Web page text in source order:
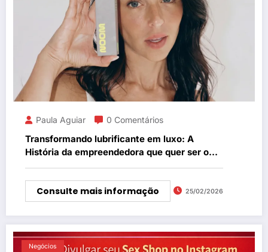
Paula Aguiar 0 Comentários
Transformando lubrificante em luxo: A
História da empreendedora que quer ser o
“Christian Dior do sexo”
Consulte mais informação 25/02/2026
Negócios